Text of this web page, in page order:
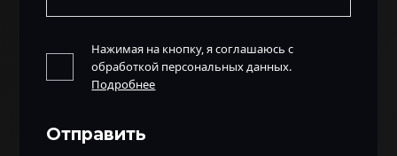
Нажимая на кнопку, я соглашаюсь с
обработкой персональных данных.
Подробнее